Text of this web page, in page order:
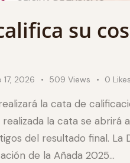
su
17, 2026 509 Views 0 Likes
la cata de
realizada la cata se
del resultado final. La
de la Añada 2025…